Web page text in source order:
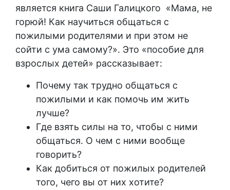
является книга Саши Галицкого «Мама, не
горюй! Как научиться общаться с
пожилыми родителями и при этом не
сойти с ума самому?». Это «пособие для
взрослых детей» рассказывает:
Почему так трудно общаться с
пожилыми и как помочь им жить
лучше?
Где взять силы на то, чтобы с ними
общаться. О чем с ними вообще
говорить?
Как добиться от пожилых родителей
того, чего вы от них хотите?